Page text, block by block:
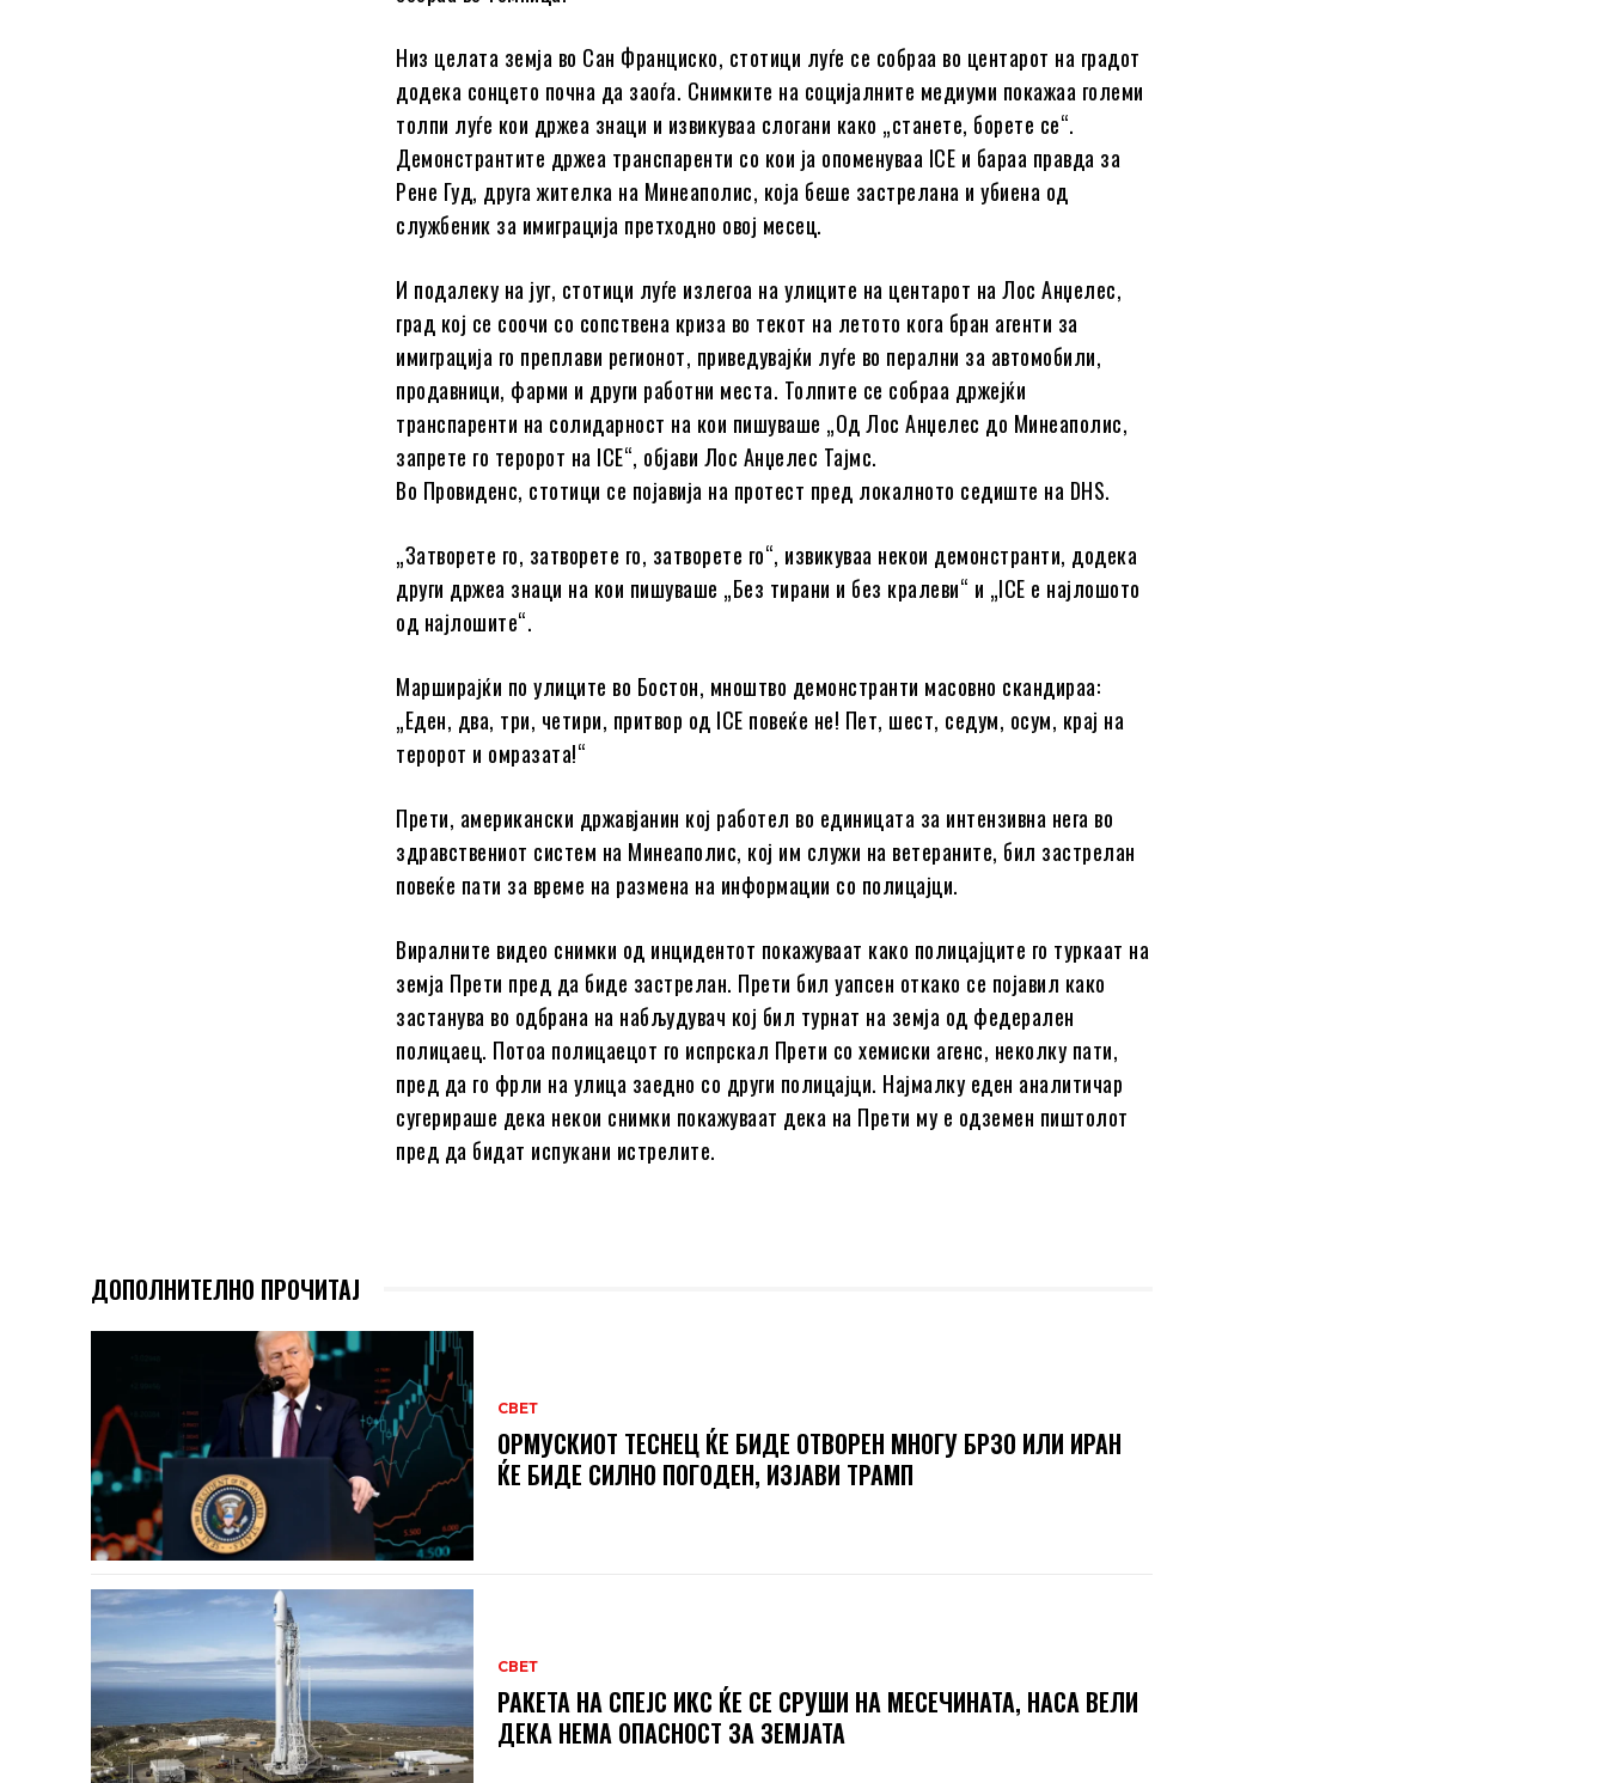
Низ целата земја во Сан Франциско, стотици луѓе се собраа во центарот на градот
додека сонцето почна да заоѓа. Снимките на социјалните медиуми покажаа големи
толпи луѓе кои држеа знаци и извикуваа слогани како „станете, борете се“.
Демонстрантите држеа транспаренти со кои ја опоменуваа ICE и бараа правда за
Рене Гуд, друга жителка на Минеаполис, која беше застрелана и убиена од
службеник за имиграција претходно овој месец.
И подалеку на југ, стотици луѓе излегоа на улиците на центарот на Лос Анџелес,
град кој се соочи со сопствена криза во текот на летото кога бран агенти за
имиграција го преплави регионот, приведувајќи луѓе во перални за автомобили,
продавници, фарми и други работни места. Толпите се собраа држејќи
транспаренти на солидарност на кои пишуваше „Од Лос Анџелес до Минеаполис,
запрете го теророт на ICE“, објави Лос Анџелес Тајмс.
Во Провиденс, стотици се појавија на протест пред локалното седиште на DHS.
„Затворете го, затворете го, затворете го“, извикуваа некои демонстранти, додека
други држеа знаци на кои пишуваше „Без тирани и без кралеви“ и „ICE е најлошото
од најлошите“.
Марширајќи по улиците во Бостон, мноштво демонстранти масовно скандираа:
„Еден, два, три, четири, притвор од ICE повеќе не! Пет, шест, седум, осум, крај на
теророт и омразата!“
Прети, американски државјанин кој работел во единицата за интензивна нега во
здравствениот систем на Минеаполис, кој им служи на ветераните, бил застрелан
повеќе пати за време на размена на информации со полицајци.
Виралните видео снимки од инцидентот покажуваат како полицајците го туркаат на
земја Прети пред да биде застрелан. Прети бил уапсен откако се појавил како
застанува во одбрана на набљудувач кој бил турнат на земја од федерален
полицаец. Потоа полицаецот го испрскал Прети со хемиски агенс, неколку пати,
пред да го фрли на улица заедно со други полицајци. Најмалку еден аналитичар
сугерираше дека некои снимки покажуваат дека на Прети му е одземен пиштолот
пред да бидат испукани истрелите.
ДОПОЛНИТЕЛНО ПРОЧИТАЈ
СВЕТ
ОРМУСКИОТ ТЕСНЕЦ ЌЕ БИДЕ ОТВОРЕН МНОГУ БРЗО ИЛИ ИРАН
ЌЕ БИДЕ СИЛНО ПОГОДЕН, ИЗЈАВИ ТРАМП
СВЕТ
РАКЕТА НА СПЕЈС ИКС ЌЕ СЕ СРУШИ НА МЕСЕЧИНАТА, НАСА ВЕЛИ
ДЕКА НЕМА ОПАСНОСТ ЗА ЗЕМЈАТА